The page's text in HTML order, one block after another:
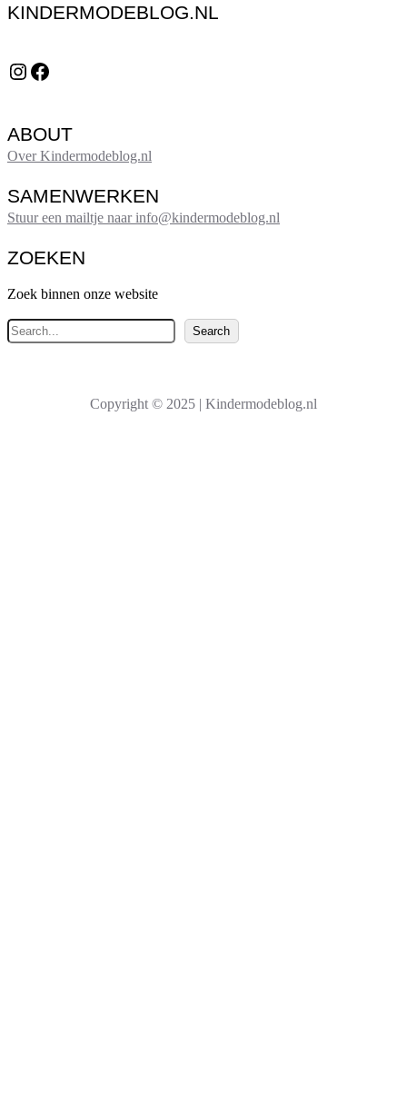
KINDERMODEBLOG.NL
Instagram Facebook
ABOUT
Over Kindermodeblog.nl
SAMENWERKEN
Stuur een mailtje naar info@kindermodeblog.nl
ZOEKEN
Zoek binnen onze website
Z
o
e
Search
Copyright © 2025 | Kindermodeblog.nl